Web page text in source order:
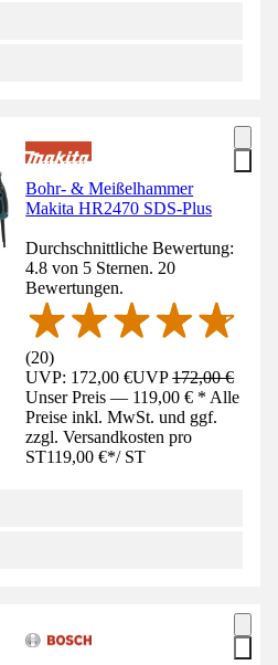
Bohr- & Meißelhammer
Makita HR2470 SDS-Plus
Durchschnittliche Bewertung:
4.8 von 5 Sternen. 20
Bewertungen.
(20)
UVP: 172,00 €UVP172,00 €
Unser Preis — 119,00 € * Alle
Preise inkl. MwSt. und ggf.
zzgl. Versandkosten pro
ST119,00 €*/ ST